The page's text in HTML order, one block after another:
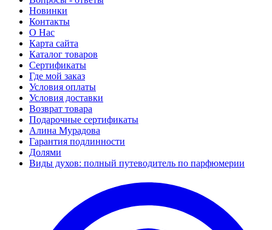
Новинки
Контакты
О Нас
Карта сайта
Каталог товаров
Сертификаты
Где мой заказ
Условия оплаты
Условия доставки
Возврат товара
Подарочные сертификаты
Алина Мурадова
Гарантия подлинности
Долями
Виды духов: полный путеводитель по парфюмерии